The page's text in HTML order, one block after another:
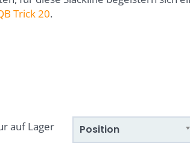
Trick 20.
Position
auf Lager